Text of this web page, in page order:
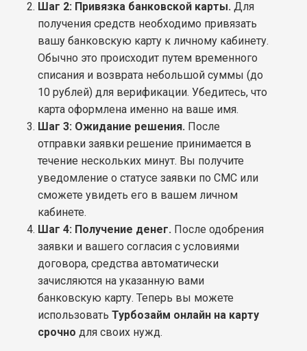
Шаг 2: Привязка банковской карты. Для
получения средств необходимо привязать
вашу банковскую карту к личному кабинету.
Обычно это происходит путем временного
списания и возврата небольшой суммы (до
10 рублей) для верификации. Убедитесь, что
карта оформлена именно на ваше имя.
Шаг 3: Ожидание решения. После
отправки заявки решение принимается в
течение нескольких минут. Вы получите
уведомление о статусе заявки по СМС или
сможете увидеть его в вашем личном
кабинете.
Шаг 4: Получение денег. После одобрения
заявки и вашего согласия с условиями
договора, средства автоматически
зачисляются на указанную вами
банковскую карту. Теперь вы можете
использовать Турбозайм онлайн на карту
срочно для своих нужд.